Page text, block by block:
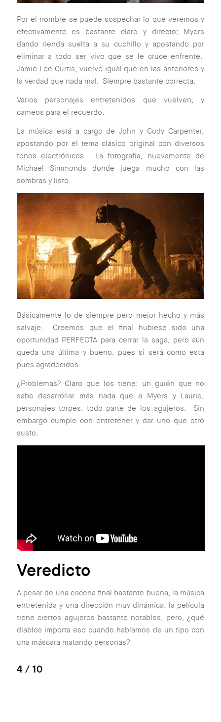
Por el nombre se puede sospechar lo que veremos y
efectivamente es bastante claro y directo; Myers
dando rienda suelta a su cuchillo y apostando por
eliminar a todo ser vivo que se le cruce enfrente.
Jamie Lee Curtis, vuelve igual que en las anteriores y
la verdad que nada mal. Siempre bastante correcta.
Varios personajes entretenidos que vuelven, y
cameos para el recuerdo.
La música está a cargo de John y Cody Carpenter,
apostando por el tema clásico original con diversos
tonos electrónicos. La fotografía, nuevamente de
Michael Simmonds donde juega mucho con las
sombras y listo.
Básicamente lo de siempre pero mejor hecho y más
salvaje. Creemos que el final hubiese sido una
oportunidad PERFECTA para cerrar la saga, pero aún
queda una última y bueno, pues si será como esta
pues agradecidos.
¿Problemas? Claro que los tiene: un guión que no
sabe desarrollar más nada que a Myers y Laurie,
personajes torpes, todo parte de los agujeros. Sin
embargo cumple con entretener y dar uno que otro
susto.
Veredicto
A pesar de una escena final bastante buena, la música
entretenida y una dirección muy dinámica, la película
tiene ciertos agujeros bastante notables, pero, ¿qué
diablos importa eso cuando hablamos de un tipo con
una máscara matando personas?
4/ 10